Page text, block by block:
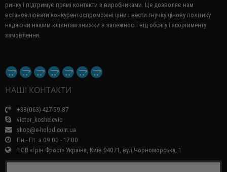
ринку і підтримує прямі контакти з виробниками. Це дозволяє нам
встановлювати конкурентоспроможні ціни і вести гнучку цінову політику
надаючи нашим клієнтам знижки в залежності від обсягу і асортименту
замовлення.
НАШІ КОНТАКТИ
+38(063) 427-59-87
victor_koshelevic
shop@e-holod.com.ua
Пн.- Пт. з 09:00 - 17:00
ТОВ «Грін Фрост» Україна, Київ 04071, вул.Чорноморська, 1